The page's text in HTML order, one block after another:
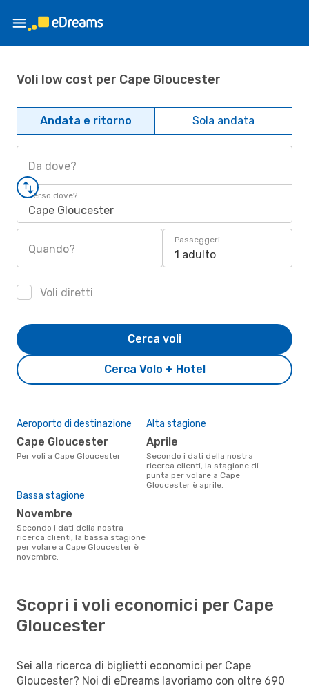
Voli low cost per Cape Gloucester
Andata e ritorno Sola andata
Da dove?
Verso dove?
Cape Gloucester
Quando?
Passeggeri
1 adulto
Voli diretti
Cerca Volo + Hotel
Cerca voli
Aeroporto di destinazione
Cape Gloucester
Per voli a Cape Gloucester
Alta stagione
aprile
Secondo i dati della nostra
ricerca clienti, la stagione di
punta per volare a Cape
Gloucester è aprile.
Bassa stagione
novembre
Secondo i dati della nostra
ricerca clienti, la bassa stagione
per volare a Cape Gloucester è
novembre.
Scopri i voli economici per Cape
Gloucester
Sei alla ricerca di biglietti economici per Cape
Gloucester? Noi di eDreams lavoriamo con oltre 690